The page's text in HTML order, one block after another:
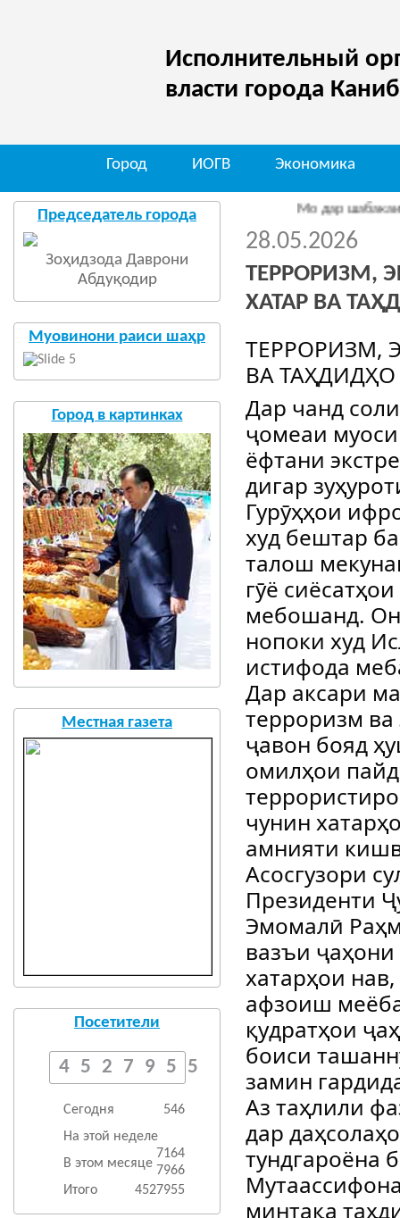
Исполнительный
власти города
Город ИОГВ Экономика
Председатель города
Зоҳидзода Даврони
Абдуқодир
Муовинони раиси шаҳр
Город в картинках
Местная газета
Посетители
4527955
Сегодня
546
На этой неделе
7164
В этом месяце 7966
Итого
4527955
Мо дар шабакаи
28.05.2026
ТЕРРОРИЗМ,
ХАТАР ВА
ТЕРРОРИЗМ,
ВА ТАҲДИДҲО
Дар чанд
ҷомеаи
ёфтани
дигар
Гурӯҳҳои
худ бештар
талош
гӯё
мебошанд.
нопоки худ
истифода
Дар аксари
терроризм ва
ҷавон бояд
омилҳои
чунин
амнияти
Асосгузори
Президенти
Эмомалӣ
вазъи ҷаҳони
хатарҳои
афзоиш
қудратҳои
боиси
замин
Аз таҳлили
дар
тундгароёна
минтақа